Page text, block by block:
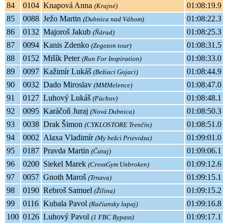
84
0104 Knapová Anna (Krajné)
01:08:19.9
85
0088 Ježo Martin (Dubnica nad Váhom)
01:08:22.3
86
0132 Majoroš Jakub (Ňárad)
01:08:25.3
87
0094 Kanis Zdenko (Zegezon tour)
01:08:31.5
88
0152 Mišík Peter (Run For Inspiration)
01:08:33.0
89
0097 Kažimír Lukáš (Bežiaci Gojaci)
01:08:44.9
90
0032 Dado Miroslav (MMMelence)
01:08:47.0
91
0127 Luhový Lukáš (Púchov)
01:08:48.1
92
0095 Karáčoň Juraj (Nová Dubnica)
01:08:50.3
93
0038 Drak Šimon (CYKLOSTORE Trenčín)
01:08:51.0
94
0002 Alaxa Vladimír (My bežci Prievidza)
01:09:01.0
95
0187 Pravda Martin (Čataj)
01:09:06.1
96
0200 Siekel Marek (CrossGym Unbroken)
01:09:12.6
97
0057 Gnoth Maroš (Trnava)
01:09:15.1
98
0190 Rebroš Samuel (Žilina)
01:09:15.2
99
0116 Kubala Pavol (Račiansky lapaj)
01:09:16.8
100 0126 Luhový Pavol (1 FBC Bypass) 01:09:17.1